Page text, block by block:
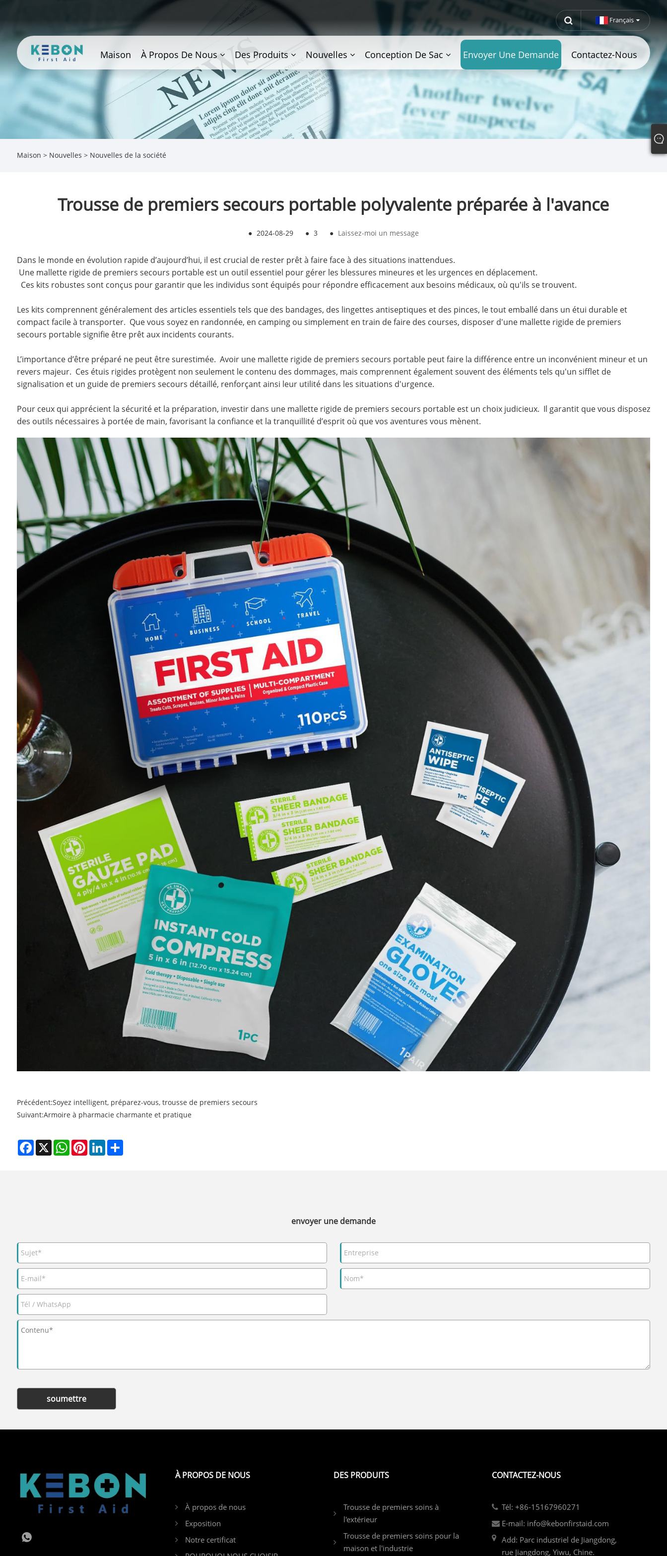
Français
Maison À Propos De Nous Des Produits Nouvelles Conception De Sac Envoyer Une Demande Contactez-Nous
Maison > Nouvelles > Nouvelles de la société
Trousse de premiers secours portable polyvalente préparée à l'avance
● 2024-08-29 ● 3 ● Laissez-moi un message
Dans le monde en évolution rapide d’aujourd’hui, il est crucial de rester prêt à faire face à des situations inattendues.
Une mallette rigide de premiers secours portable est un outil essentiel pour gérer les blessures mineures et les urgences en déplacement.
Ces kits robustes sont conçus pour garantir que les individus sont équipés pour répondre efficacement aux besoins médicaux, où qu'ils se trouvent.
Les kits comprennent généralement des articles essentiels tels que des bandages, des lingettes antiseptiques et des pinces, le tout emballé dans un étui durable et
compact facile à transporter. Que vous soyez en randonnée, en camping ou simplement en train de faire des courses, disposer d'une mallette rigide de premiers
secours portable signifie être prêt aux incidents courants.
L’importance d’être préparé ne peut être surestimée. Avoir une mallette rigide de premiers secours portable peut faire la différence entre un inconvénient mineur et un
revers majeur. Ces étuis rigides protègent non seulement le contenu des dommages, mais comprennent également souvent des éléments tels qu'un sifflet de
signalisation et un guide de premiers secours détaillé, renforçant ainsi leur utilité dans les situations d'urgence.
Pour ceux qui apprécient la sécurité et la préparation, investir dans une mallette rigide de premiers secours portable est un choix judicieux. Il garantit que vous disposez
des outils nécessaires à portée de main, favorisant la confiance et la tranquillité d’esprit où que vos aventures vous mènent.
Précédent:Soyez intelligent, préparez-vous, trousse de premiers secours
Suivant:Armoire à pharmacie charmante et pratique
Facebook
X WhatsAppPinterestLinkedInShare
envoyer une demande
soumettre
À PROPOS DE NOUS
À propos de nous
Exposition
Notre certificat
DES PRODUITS
Trousse de premiers soins à
l'extérieur
Trousse de premiers soins pour la
maison et l'industrie
CONTACTEZ-NOUS
Tél: +86-15167960271
E-mail: info@kebonfirstaid.com
Add: Parc industriel de Jiangdong,
rue Jiangdong, Yiwu, Chine.